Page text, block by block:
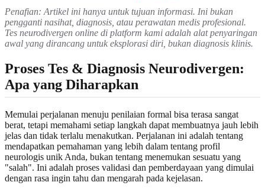
Penafian: Artikel ini hanya untuk tujuan informasi. Ini bukan
pengganti nasihat, diagnosis, atau perawatan medis profesional.
Tes neurodivergen online di platform kami adalah alat penyaringan
awal yang dirancang untuk eksplorasi diri, bukan diagnosis klinis.
Proses Tes & Diagnosis Neurodivergen:
Apa yang Diharapkan
Memulai perjalanan menuju penilaian formal bisa terasa sangat
berat, tetapi memahami setiap langkah dapat membuatnya jauh lebih
jelas dan tidak terlalu menakutkan. Perjalanan ini adalah tentang
mendapatkan pemahaman yang lebih dalam tentang profil
neurologis unik Anda, bukan tentang menemukan sesuatu yang
"salah". Ini adalah proses validasi dan pemberdayaan yang dimulai
dengan rasa ingin tahu dan mengarah pada kejelasan.